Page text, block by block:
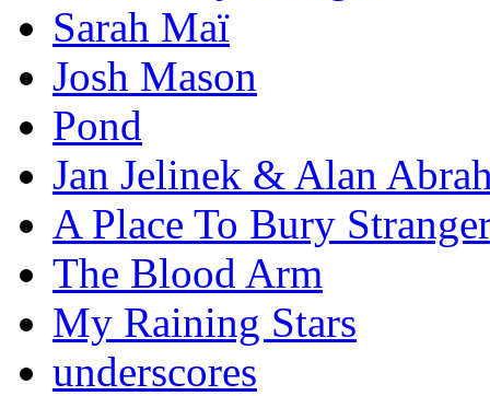
Sarah Maï
Josh Mason
Pond
Jan Jelinek & Alan
A Place To Bury
The Blood Arm
My Raining Stars
underscores